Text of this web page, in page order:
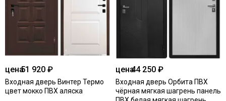
цена51 920 ₽
Входная дверь Винтер Термо
цвет мокко ПВХ аляска
цена44 250 ₽
Входная дверь Орбита ПВХ
чёрная мягкая шагрень панель